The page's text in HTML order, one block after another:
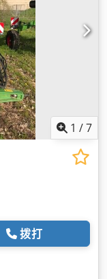
1 /7
拨打